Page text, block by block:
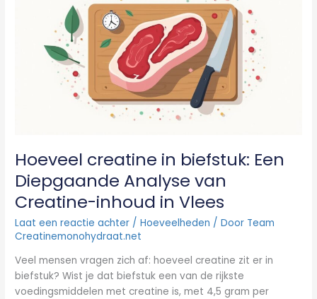
Hoeveel creatine in biefstuk: Een
Diepgaande Analyse van
Creatine-inhoud in Vlees
Laat een reactie achter /Hoeveelheden / Door Team
Creatinemonohydraat.net
Veel mensen vragen zich af: hoeveel creatine zit er in
biefstuk? Wist je dat biefstuk een van de rijkste
voedingsmiddelen met creatine is, met 4,5 gram per
Diepgaande